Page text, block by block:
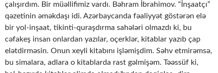
çalışırdım. Bir müəllifimiz vardı. Bəhram İbrahimov. “İnşaatçı”
qəzetinin əməkdaşı idi. Azərbaycanda fəaliyyət göstərən elə
bir yol-inşaat, tikinti-quraşdırma sahələri olmazdı ki, bu
cəfakeş insan onlardan yazılar, oçerklər, kitablar yazıb çap
elətdirməsin. Onun xeyli kitabını işləmişdim. Səhv etmirəmsə,
bu simalara, adlara o kitablarda rast gəlmişəm. Təəssüf ki,